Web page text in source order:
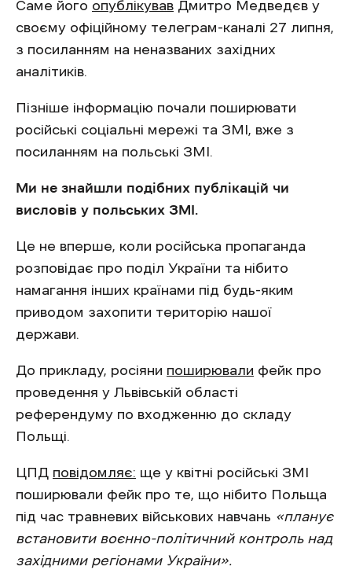
Саме його опублікував Дмитро Медведєв у
своєму офіційному телеграм-каналі 27 липня,
з посиланням на неназваних західних
аналітиків.
Пізніше інформацію почали поширювати
російські соціальні мережі та ЗМІ, вже з
посиланням на польські ЗМІ.
Ми не знайшли подібних публікацій чи
висловів у польських ЗМІ.
Це не вперше, коли російська пропаганда
розповідає про поділ України та нібито
намагання інших країнами під будь-яким
приводом захопити територію нашої
держави.
До прикладу, росіяни поширювали фейк про
проведення у Львівській області
референдуму по входженню до складу
Польщі.
ЦПД повідомляє: ще у квітні російські ЗМІ
поширювали фейк про те, що нібито Польща
під час травневих військових навчань «планує
встановити воєнно-політичний контроль над
західними регіонами України».